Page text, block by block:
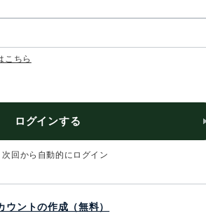
こちら
ログインする
次回から自動的にログイン
ウントの作成（無料）